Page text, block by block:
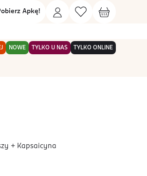
Apkę!
NOWE TYLKO U NAS TYLKO ONLINE
+ Kapsaicyna